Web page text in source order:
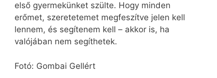
első gyermekünket szülte. Hogy minden
erőmet, szeretetemet megfeszítve jelen kell
lennem, és segítenem kell – akkor is, ha
valójában nem segíthetek.
Fotó: Gombai Gellért